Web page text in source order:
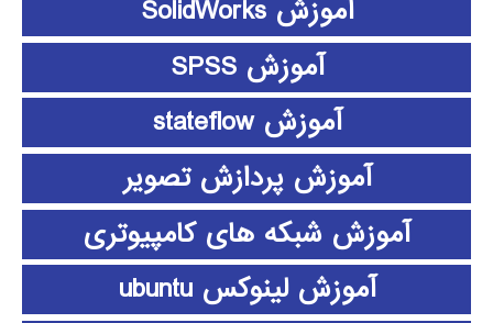
آموزش SolidWorks
آموزش SPSS
آموزش stateflow
آموزش پردازش تصویر
آموزش شبکه های کامپیوتری
آموزش لینوکس ubuntu